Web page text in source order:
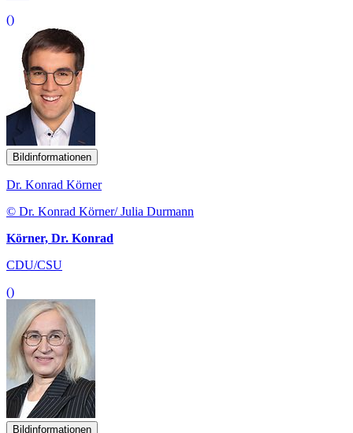
()
Bildinformationen
Dr. Konrad Körner
© Dr. Konrad Körner/ Julia Durmann
Körner, Dr. Konrad
CDU/CSU
()
Bildinformationen